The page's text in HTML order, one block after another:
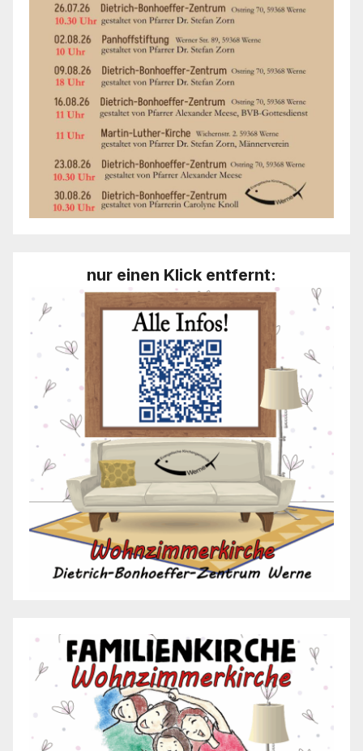
nur einen Klick entfernt: